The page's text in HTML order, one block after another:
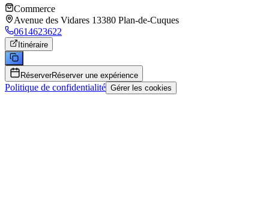
Commerce
Avenue des Vidares 13380 Plan-de-Cuques
0614623622
Itinéraire
RéserverRéserver une expérience
Politique de confidentialité Gérer les cookies